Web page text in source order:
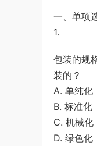
一、单项
1.
包装的规
装的？
A. 单纯化
B. 标准化
C. 机械化
D. 绿色化
（A卷）真题及参考